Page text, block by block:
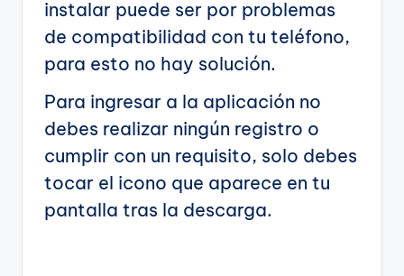
instalar puede ser por problemas
de compatibilidad con tu teléfono,
para esto no hay solución.
Para ingresar a la aplicación no
debes realizar ningún registro o
cumplir con un requisito, solo debes
tocar el icono que aparece en tu
pantalla tras la descarga.